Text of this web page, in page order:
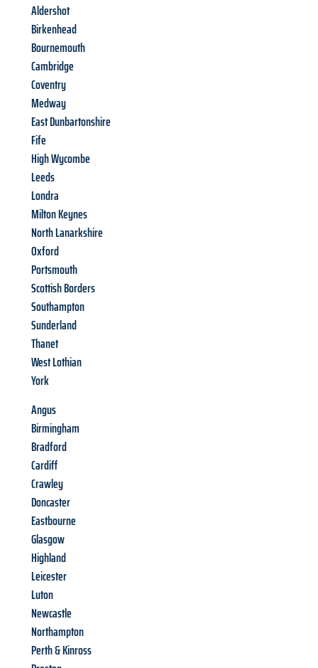
Aldershot
Birkenhead
Bournemouth
Cambridge
Coventry
Medway
East Dunbartonshire
Fife
High Wycombe
Leeds
Londra
Milton Keynes
North Lanarkshire
Oxford
Portsmouth
Scottish Borders
Southampton
Sunderland
Thanet
West Lothian
York
Angus
Birmingham
Bradford
Cardiff
Crawley
Doncaster
Eastbourne
Glasgow
Highland
Leicester
Luton
Newcastle
Northampton
Perth & Kinross